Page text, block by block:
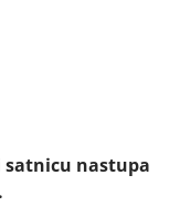
satnicu nastupa